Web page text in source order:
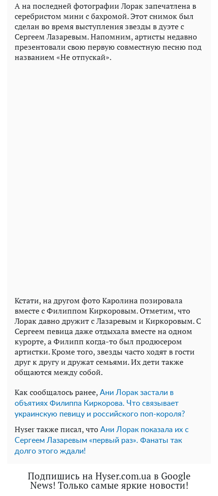
А на последней фотографии Лорак запечатлена в
серебристом мини с бахромой. Этот снимок был
сделан во время выступления звезды в дуэте с
Сергеем Лазаревым. Напомним, артисты недавно
презентовали свою первую совместную песню под
названием «Не отпускай».
Кстати, на другом фото Каролина позировала
вместе с Филиппом Киркоровым. Отметим, что
Лорак давно дружит с Лазаревым и Киркоровым. С
Сергеем певица даже отдыхала вместе на одном
курорте, а Филипп когда-то был продюсером
артистки. Кроме того, звезды часто ходят в гости
друг к другу и дружат семьями. Их дети также
общаются между собой.
Как сообщалось ранее, Ани Лорак застали в
объятиях Филиппа Киркорова. Что связывает
украинскую певицу и российского поп-короля?
Hyser также писал, что Ани Лорак показала их с
Сергеем Лазаревым «первый раз». Фанаты так
долго этого ждали!
Подпишись на Hyser.com.ua в Google
News! Только самые яркие новости!